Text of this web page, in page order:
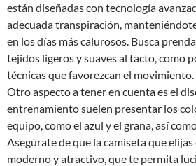
están diseñadas con tecnología
adecuada transpiración,
en los días más calurosos. Busca
tejidos ligeros y suaves al tacto, como
técnicas que favorezcan el movimiento.
Otro aspecto a tener en cuenta es el
entrenamiento suelen presentar los
equipo, como el azul y el grana, así
Asegúrate de que la camiseta que
moderno y atractivo, que te permita